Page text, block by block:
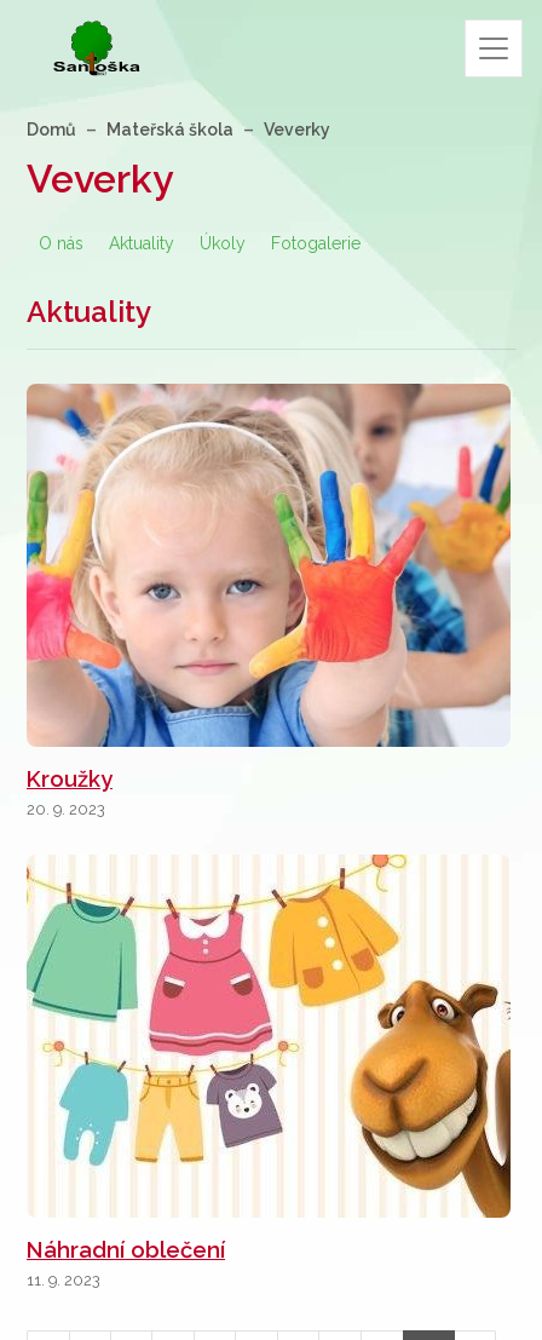
Domů Mateřská škola Veverky
Veverky
O nás Aktuality Úkoly Fotogalerie
Aktuality
Kroužky
20. 9. 2023
Náhradní oblečení
11. 9. 2023